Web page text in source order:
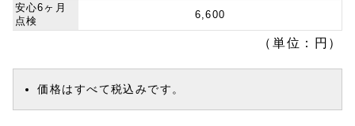
安心6ヶ月
点検
6,600
（単位：円）
価格はすべて税込みです。